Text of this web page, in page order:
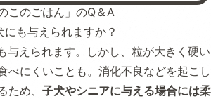
このごはん」のQ＆A
にも与えられますか？
与えられます。しかし、粒が大きく硬い
べにくいことも。消化不良などを起こし
ため、 子犬やシニアに与える場合には柔